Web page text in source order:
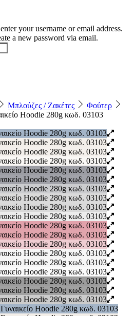
your username or email address.
a new password via email.
Μπλούζες / Ζακέτες
Φούτερ
Hoodie 280g κωδ. 03103